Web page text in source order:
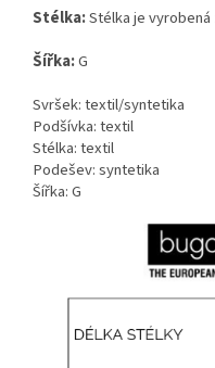
Stélka:Stélka je
Šířka:G
Svršek: textil/syntetika
Podšívka: textil
Stélka: textil
Podešev: syntetika
Šířka: G